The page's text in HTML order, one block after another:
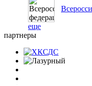
еще
партнеры